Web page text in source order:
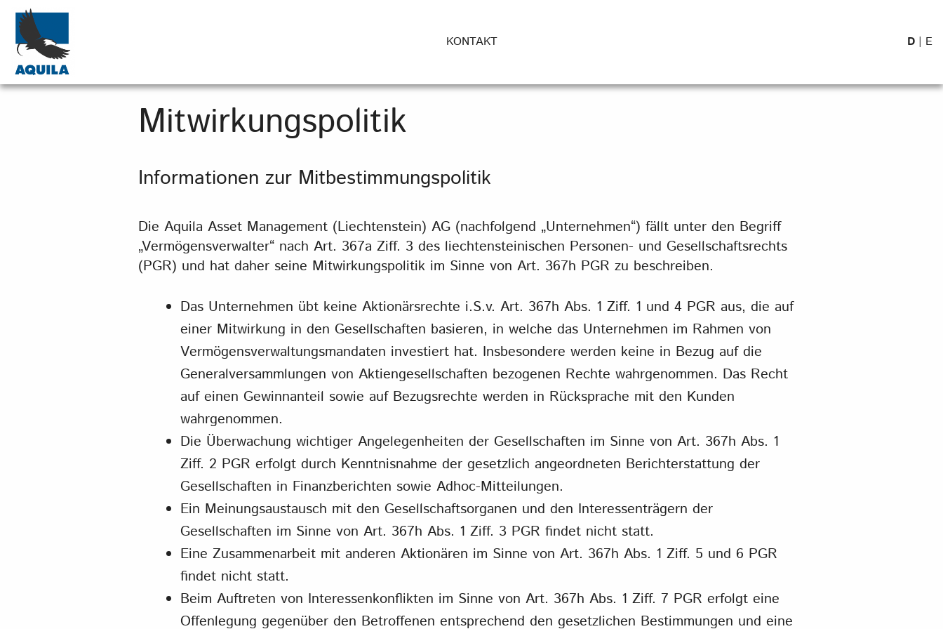
KONTAKT D | E
Mitwirkungspolitik
Informationen zur Mitbestimmungspolitik
Die Aquila Asset Management (Liechtenstein) AG (nachfolgend „Unternehmen“) fällt unter den Begriff
„Vermögensverwalter“ nach Art. 367a Ziff. 3 des liechtensteinischen Personen- und Gesellschaftsrechts
(PGR) und hat daher seine Mitwirkungspolitik im Sinne von Art. 367h PGR zu beschreiben.
Das Unternehmen übt keine Aktionärsrechte i.S.v. Art. 367h Abs. 1 Ziff. 1 und 4 PGR aus, die auf
einer Mitwirkung in den Gesellschaften basieren, in welche das Unternehmen im Rahmen von
Vermögensverwaltungsmandaten investiert hat. Insbesondere werden keine in Bezug auf die
Generalversammlungen von Aktiengesellschaften bezogenen Rechte wahrgenommen. Das Recht
auf einen Gewinnanteil sowie auf Bezugsrechte werden in Rücksprache mit den Kunden
wahrgenommen.
Die Überwachung wichtiger Angelegenheiten der Gesellschaften im Sinne von Art. 367h Abs. 1
Ziff. 2 PGR erfolgt durch Kenntnisnahme der gesetzlich angeordneten Berichterstattung der
Gesellschaften in Finanzberichten sowie Adhoc-Mitteilungen.
Ein Meinungsaustausch mit den Gesellschaftsorganen und den Interessenträgern der
Gesellschaften im Sinne von Art. 367h Abs. 1 Ziff. 3 PGR findet nicht statt.
Eine Zusammenarbeit mit anderen Aktionären im Sinne von Art. 367h Abs. 1 Ziff. 5 und 6 PGR
findet nicht statt.
Beim Auftreten von Interessenkonflikten im Sinne von Art. 367h Abs. 1 Ziff. 7 PGR erfolgt eine
Offenlegung gegenüber den Betroffenen entsprechend den gesetzlichen Bestimmungen und eine